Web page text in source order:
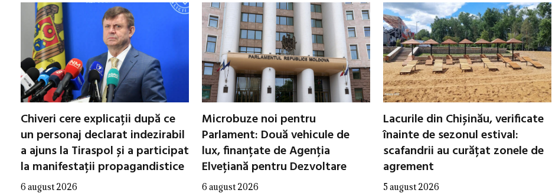
Chiveri cere explicații după ce
un personaj declarat indezirabil
a ajuns la Tiraspol și a participat
la manifestații propagandistice
6 august 2026
Microbuze noi pentru
Parlament: Două vehicule de
lux, finanțate de Agenția
Elvețiană pentru Dezvoltare
6 august 2026
Lacurile din Chișinău, verificate
înainte de sezonul estival:
scafandrii au curățat zonele de
agrement
5 august 2026